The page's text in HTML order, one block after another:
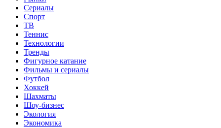
Сериалы
Спорт
ТВ
Теннис
Технологии
Тренды
Фигурное катание
Фильмы и сериалы
Футбол
Хоккей
Шахматы
Шоу-бизнес
Экология
Экономика